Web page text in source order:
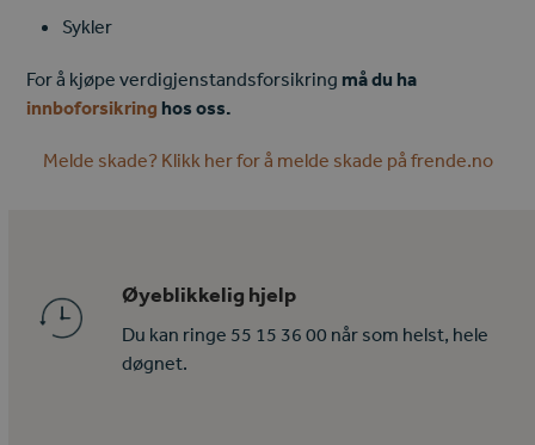
Sykler
For å kjøpe verdigjenstandsforsikring må du ha
innboforsikring hos oss.
Melde skade? Klikk her for å melde skade på frende.no
Øyeblikkelig hjelp
Du kan ringe 55 15 36 00 når som helst, hele
døgnet.